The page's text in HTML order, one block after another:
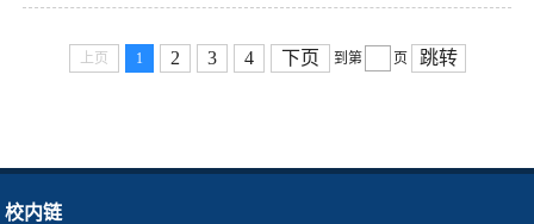
上页 1 2 3 4 下页 到第 页 跳转
校内链